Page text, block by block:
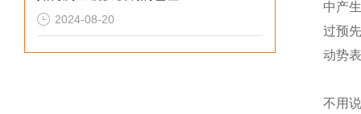
2024-08-20
中产
过预
动势
不用